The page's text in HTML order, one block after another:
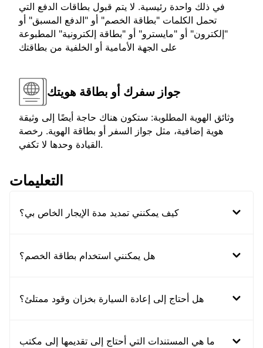
في ذلك واحدة رئيسية. لا يتم قبول بطاقات الدفع التي
تحمل الكلمات "بطاقة الخصم" أو "الدفع المسبق" أو
"إلكترون" أو "مايسترو" أو "بطاقة إلكترونية" المطبوعة
على الجهة الأمامية أو الخلفية من بطاقتك
جواز سفرك أو بطاقة هويتك
وثائق الهوية المطلوبة: ستكون هناك حاجة أيضًا إلى وثيقة
هوية إضافية، مثل جواز السفر أو بطاقة الهوية. رخصة
القيادة وحدها لا تكفي.
التعليمات
كيف يمكنني تمديد مدة الإيجار الخاص بي؟
هل يمكنني استخدام بطاقة الخصم؟
هل أحتاج إلى إعادة السيارة بخزان وقود ممتلئ؟
ما هي المستندات التي أحتاج إلى تقديمها إلى مكتب